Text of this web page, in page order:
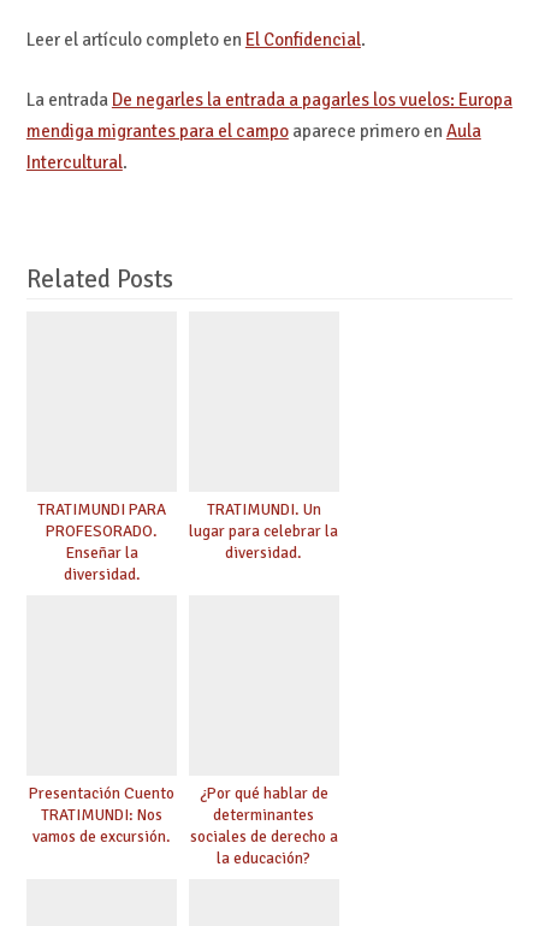
Leer el artículo completo en El Confidencial.
La entrada De negarles la entrada a pagarles los vuelos: Europa
mendiga migrantes para el campoaparece primero en Aula
Intercultural.
Related Posts
TRATIMUNDI PARA
PROFESORADO.
Enseñar la
diversidad.
TRATIMUNDI. Un
lugar para celebrar la
diversidad.
Presentación Cuento
TRATIMUNDI: Nos
vamos de excursión.
¿Por qué hablar de
determinantes
sociales de derecho a
la educación?